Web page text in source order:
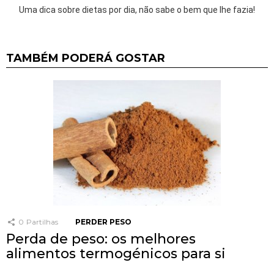
Uma dica sobre dietas por dia, não sabe o bem que lhe fazia!
TAMBÉM PODERÁ GOSTAR
0 Partilhas PERDER PESO
Perda de peso: os melhores
alimentos termogénicos para si